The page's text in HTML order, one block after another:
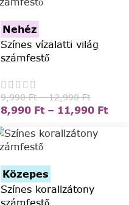
Nehéz
Színes vízalatti világ
számfestő
9,990Ft – 12,990Ft
8,990 Ft – 11,990 Ft
Közepes
Színes korallzátony